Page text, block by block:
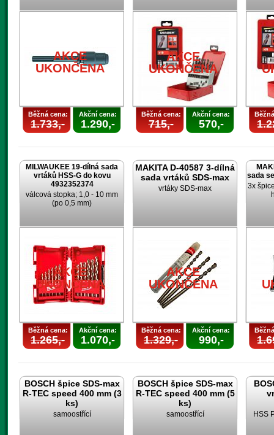
AKCE
UKONČENA
Běžná cena:
1.733,-
Akční cena:
1.290,-
AKCE
UKONČENA
Běžná cena:
715,-
Akční cena:
570,-
MILWAUKEE 19-dílná sada
vrtáků HSS-G do kovu
4932352374
válcová stopka; 1,0 - 10 mm
(po 0,5 mm)
AKCE
UKONČENA
Běžná cena:
1.265,-
Akční cena:
1.070,-
MAKITA D-40587 3-dílná
sada vrtáků SDS-max
vrtáky SDS-max
AKCE
UKONČENA
Běžná cena:
1.329,-
Akční cena:
990,-
sada
3x
BOSCH špice SDS-max
R-TEC speed 400 mm (3
ks)
samoostřící
BOSCH špice SDS-max
R-TEC speed 400 mm (5
ks)
samoostřící HSS